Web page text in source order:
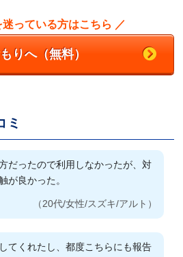
約が自動付帯されている点が良か
運転など最近色々なトラブルをニ
償内容はしっかりしているから。
思ったから。
（30代/男性/トヨタ/ヴェルファイア）
もり、コールセンターのかたが詳
くれて分かり易かった
（50代/女性/ニッサン/ノート）
金がよかった
70代/男性/ニッサン/スカイライン）
いい。細かいところを変えると、
積もりが高くなった。
迷っている方はこちら ／
りへ（無料）
ミ
だったので利用しなかったが、対
が良かった。
（20代/女性/スズキ/アルト）
てくれたし、都度こちらにも報告